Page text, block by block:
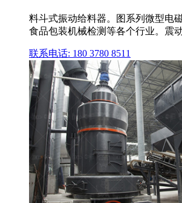
料斗式振动给料器。图系列微型电
食品包装机械检测等各个行业。震
联系电话: 180 3780 8511